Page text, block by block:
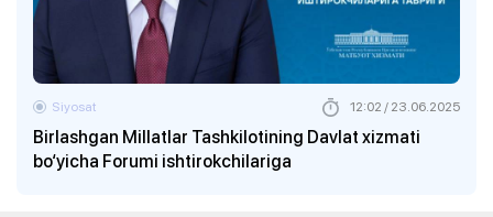
Birlashgan Millatlar Tashkilotining Davlat xizmati
bo‘yicha Forumi ishtirokchilariga
Siyosat 12:02 / 23.06.2025